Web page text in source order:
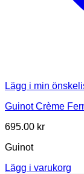
Lägg i min
Guinot Crème
695.00 kr
Guinot
Lägg i varukorg